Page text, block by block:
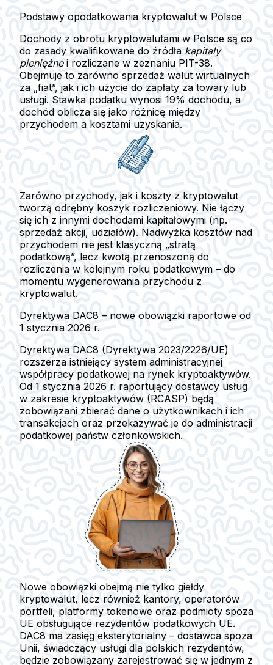
Podstawy opodatkowania kryptowalut w Polsce
Dochody z obrotu kryptowalutami w Polsce są co
do zasady kwalifikowane do źródła kapitały
pieniężnei rozliczane w zeznaniu PIT-38.
Obejmuje to zarówno sprzedaż walut wirtualnych
za „fiat”, jak i ich użycie do zapłaty za towary lub
usługi. Stawka podatku wynosi 19% dochodu, a
dochód oblicza się jako różnicę między
przychodem a kosztami uzyskania.
Zarówno przychody, jak i koszty z kryptowalut
tworzą odrębny koszyk rozliczeniowy. Nie łączy
się ich z innymi dochodami kapitałowymi (np.
sprzedaż akcji, udziałów). Nadwyżka kosztów nad
przychodem nie jest klasyczną „stratą
podatkową”, lecz kwotą przenoszoną do
rozliczenia w kolejnym roku podatkowym – do
momentu wygenerowania przychodu z
kryptowalut.
Dyrektywa DAC8 – nowe obowiązki raportowe od
1 stycznia 2026 r.
Dyrektywa DAC8 (Dyrektywa 2023/2226/UE)
rozszerza istniejący system administracyjnej
współpracy podatkowej na rynek kryptoaktywów.
Od 1 stycznia 2026 r. raportujący dostawcy usług
w zakresie kryptoaktywów (RCASP) będą
zobowiązani zbierać dane o użytkownikach i ich
transakcjach oraz przekazywać je do administracji
podatkowej państw członkowskich.
Nowe obowiązki obejmą nie tylko giełdy
kryptowalut, lecz również kantory, operatorów
portfeli, platformy tokenowe oraz podmioty spoza
UE obsługujące rezydentów podatkowych UE.
DAC8 ma zasięg eksterytorialny – dostawca spoza
Unii, świadczący usługi dla polskich rezydentów,
będzie zobowiązany zarejestrować się w jednym z